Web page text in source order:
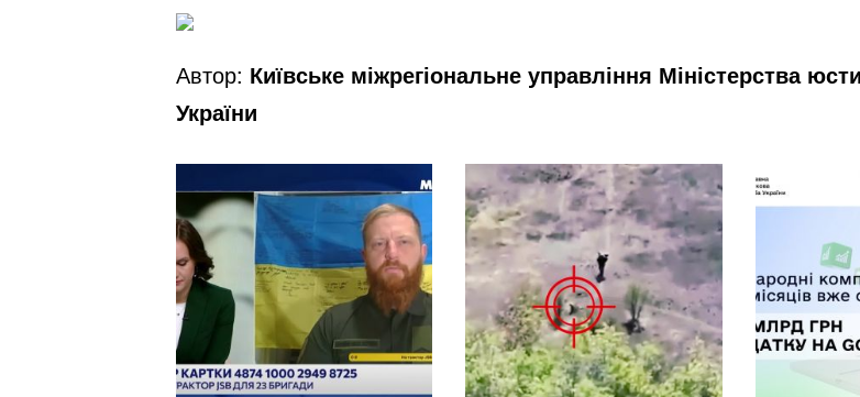
Автор: Київське міжрегіональне управління Міністерства
України